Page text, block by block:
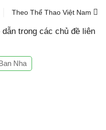
Theo Thể Thao Việt Nam
trong các chủ đề liên
Nha